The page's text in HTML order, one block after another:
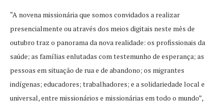
“A novena missionária que somos convidados a realizar
presencialmente ou através dos meios digitais neste mês de
outubro traz o panorama da nova realidade: os profissionais da
saúde; as famílias enlutadas com testemunho de esperança; as
pessoas em situação de rua e de abandono; os migrantes
indígenas; educadores; trabalhadores; e a solidariedade local e
universal, entre missionários e missionárias em todo o mundo”,